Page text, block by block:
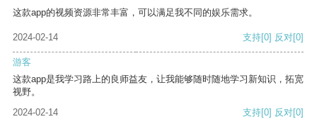
这款app的视频资源非常丰富，可以满足我不同的娱乐需求。
2024-02-14 支持[0] 反对[0]
游客
这款app是我学习路上的良师益友，让我能够随时随地学习新知识，拓宽
视野。
2024-02-14
支持[0] 反对[0]